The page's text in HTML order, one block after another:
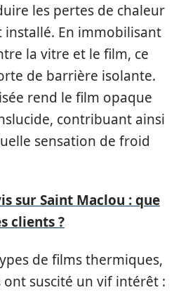
les pertes de chaleur
installé. En immobilisant
la vitre et le film, ce
de barrière isolante.
rend le film opaque
contribuant ainsi
sensation de froid
sur Saint Maclou : que
clients ?
de films thermiques,
suscité un vif intérêt :